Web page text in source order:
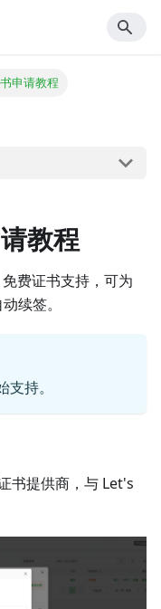
申请教程
教程
费证书支持，可为
续签。
持。
书提供商，与 Let's